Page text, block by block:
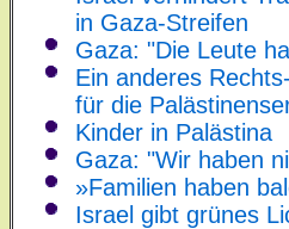
in Gaza-Streifen
Gaza: "Die Leute
Ein anderes
für die
Kinder in Palästina
Gaza: "Wir haben
»Familien haben
Israel gibt grünes